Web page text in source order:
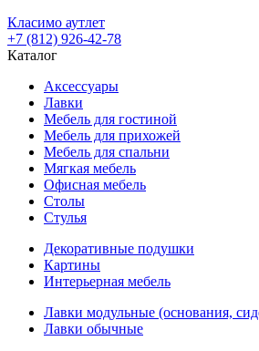
Класимо аутлет
+7 (812) 926-42-78
Каталог
Аксессуары
Лавки
Мебель для гостиной
Мебель для прихожей
Мебель для спальни
Мягкая мебель
Офисная мебель
Столы
Стулья
Декоративные подушки
Картины
Интерьерная мебель
Лавки модульные (основания,
Лавки обычные